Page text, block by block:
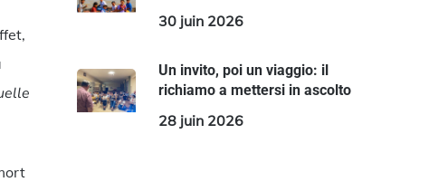
30 juin 2026
Un invito, poi un viaggio: il
richiamo a mettersi in ascolto
28 juin 2026